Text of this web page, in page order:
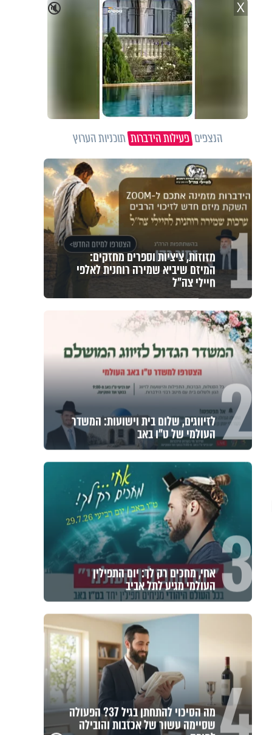
🔇 X
הנצפיםפעילות הידברותתוכניות הערוץ
1 מזוזות, ציציות וספרים מחזקים:
המיזם שיביא שמירה רוחנית לאלפי
חיילי צה"ל
2 לזיווגים, שלום בית וישועות: המשדר
העולמי של ט"ו באב
3 אחי, מחכים רק לך: יום התפילין
העולמי מגיע לתל אביב
מה הסיכוי להתחתן בגיל 37? הפעולה
שסיימה עשור של אכזבות והובילה